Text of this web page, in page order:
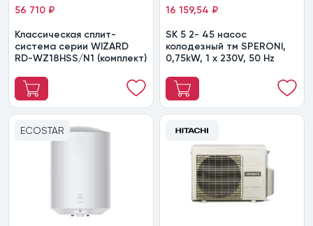
Классическая сплит-
система серии WIZARD
RD-WZ18HSS/N1 (комплект)
56 710 ₽
SK 5 2- 45 насос
колодезный тм SPERONI,
0,75kW, 1 х 230V, 50 Hz
16 159,54 ₽
ECOSTAR